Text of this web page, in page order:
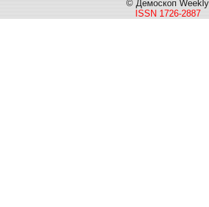
© Демоскоп Weekly
ISSN 1726-2887